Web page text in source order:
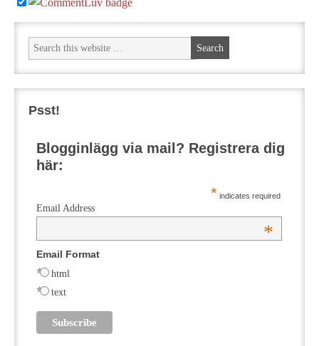
Psst!
Blogginlägg via mail? Registrera dig
här:
* indicates required
Email Address
*
Email Format
html
text